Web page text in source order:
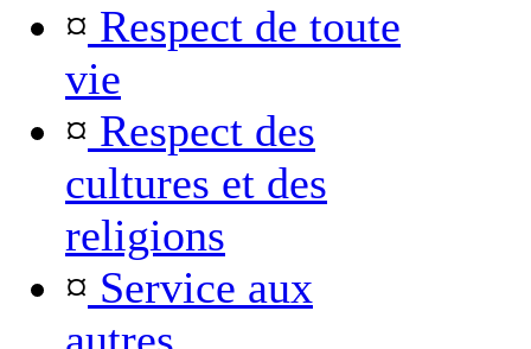
¤ Respect de toute
vie
¤ Respect des
cultures et des
religions
¤ Service aux